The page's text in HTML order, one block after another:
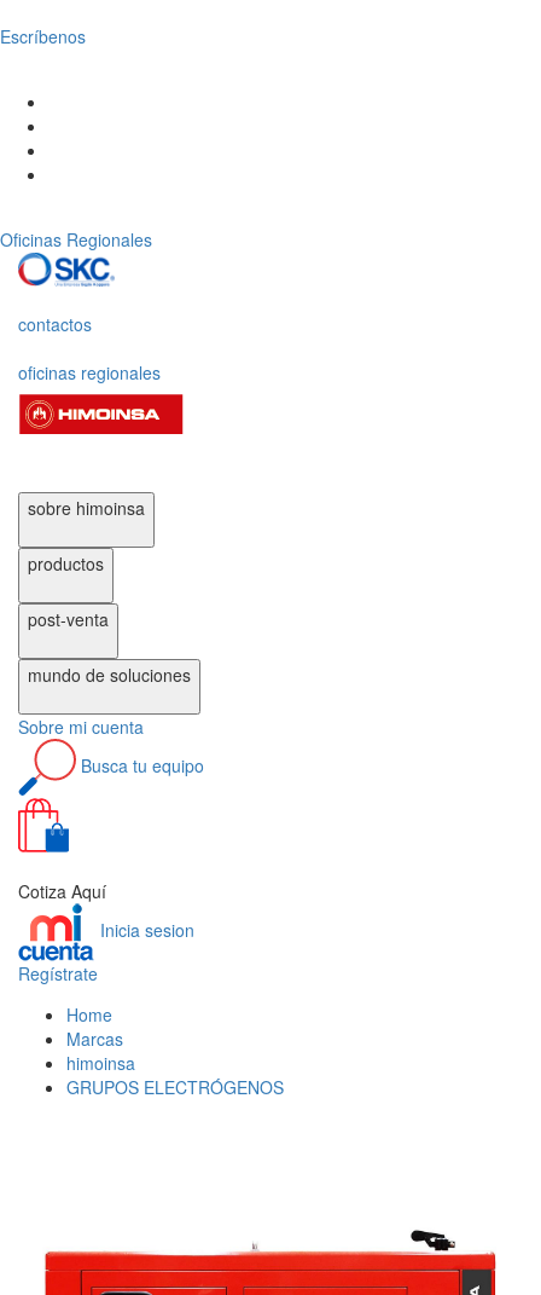
Escríbenos
Oficinas Regionales
contactos
oficinas regionales
sobre himoinsa
productos
post-venta
mundo de soluciones
Sobre mi cuenta
Busca tu equipo
Cotiza Aquí
Inicia sesion
Regístrate
Home
Marcas
himoinsa
GRUPOS ELECTRÓGENOS